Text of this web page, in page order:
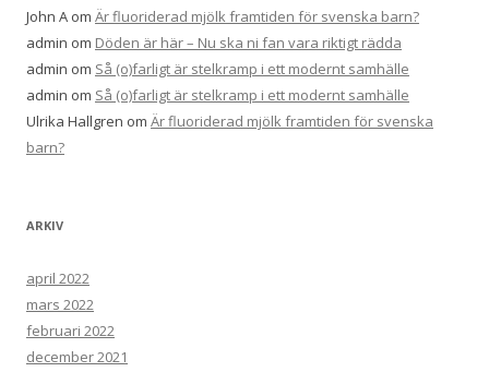
John A om Är fluoriderad mjölk framtiden för svenska barn?
admin om Döden är här – Nu ska ni fan vara riktigt rädda
admin om Så (o)farligt är stelkramp i ett modernt samhälle
admin om Så (o)farligt är stelkramp i ett modernt samhälle
Ulrika Hallgren om Är fluoriderad mjölk framtiden för svenska
barn?
ARKIV
april 2022
mars 2022
februari 2022
december 2021